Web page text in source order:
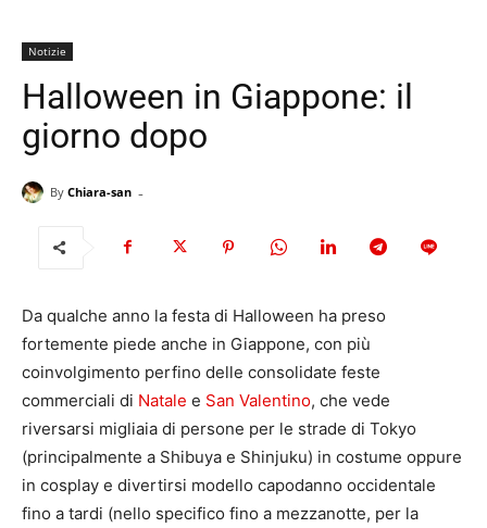
Notizie
Halloween in Giappone: il
giorno dopo
By Chiara-san -
Da qualche anno la festa di Halloween ha preso
fortemente piede anche in Giappone, con più
coinvolgimento perfino delle consolidate feste
commerciali di Natale e San Valentino, che vede
riversarsi migliaia di persone per le strade di Tokyo
(principalmente a Shibuya e Shinjuku) in costume oppure
in cosplay e divertirsi modello capodanno occidentale
fino a tardi (nello specifico fino a mezzanotte, per la